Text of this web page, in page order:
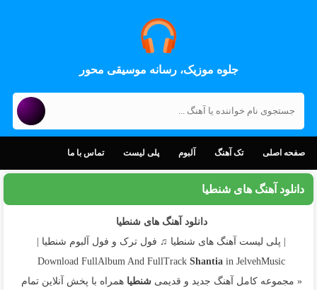
جلوه موزیک، رسانه موسیقی محور
صفحه اصلی تک آهنگ آلبوم پلی لیست تماس با ما
دانلود آهنگ های شنطیا
دانلود آهنگ های شنطیا
| پلی لیست آهنگ های شنطیا ♫ فول ترک و فول آلبوم شنطیا |
Download FullAlbum And FullTrackShantiain JelvehMusic
« مجموعه کامل آهنگ جدید و قدیمیشنطیا همراه با پخش آنلاین تمام